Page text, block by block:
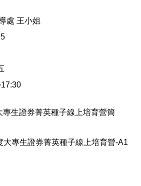
處 王小姐
生證券菁英種子線上培育營簡
大專生證券菁英種子線上培育營-A1